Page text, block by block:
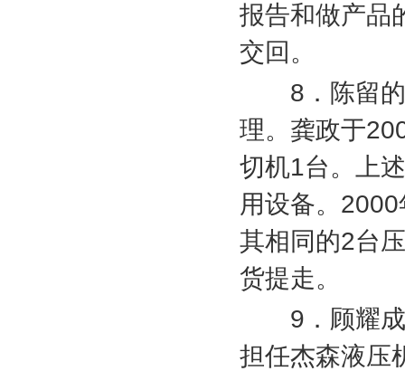
报告和做产品
交回。
8 ．陈留
理。龚政于
切机1台。上
用设备。 2000
其相同的2台
货提走。
9 ．顾耀
担任杰森液压